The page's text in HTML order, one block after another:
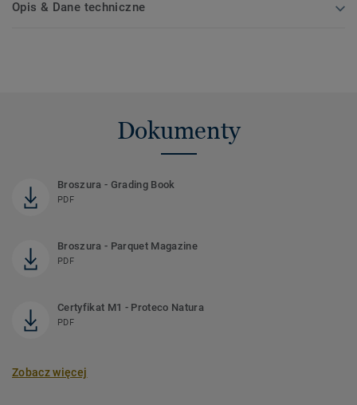
Opis & Dane techniczne
Dokumenty
Broszura - Grading Book
PDF
Broszura - Parquet Magazine
PDF
Certyfikat M1 - Proteco Natura
PDF
Zobacz więcej